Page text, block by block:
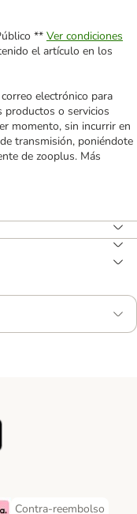
** Ver condiciones
el artículo en los
electrónico para
productos o servicios
momento, sin incurrir en
transmisión, poniéndote
de zooplus. Más
Contra-reembolso